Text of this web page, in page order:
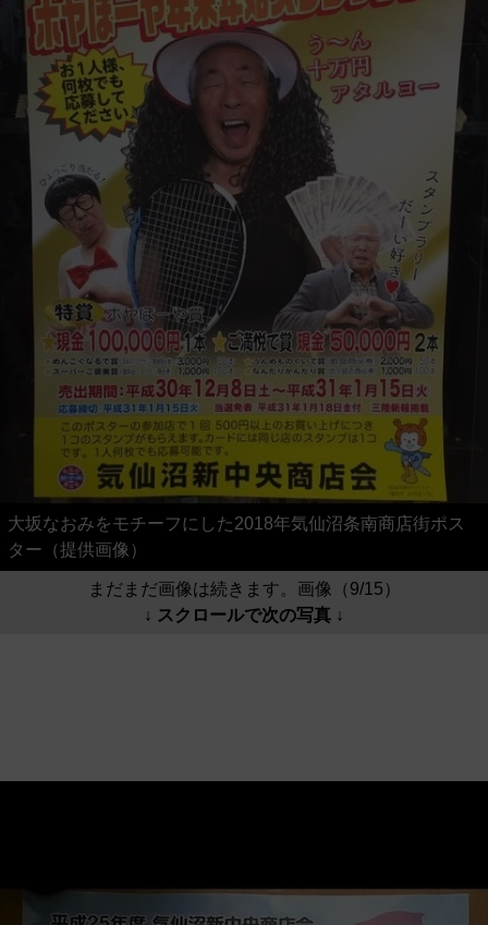
大坂なおみをモチーフにした2018年気仙沼条南商店街ポス
ター（提供画像）
まだまだ画像は続きます。画像（9/15）
↓ スクロールで次の写真 ↓